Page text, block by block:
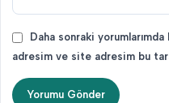
Daha sonraki
adresim ve site adresim bu